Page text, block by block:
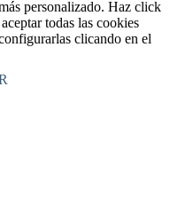
personalizado. Haz click
todas las cookies
clicando en el